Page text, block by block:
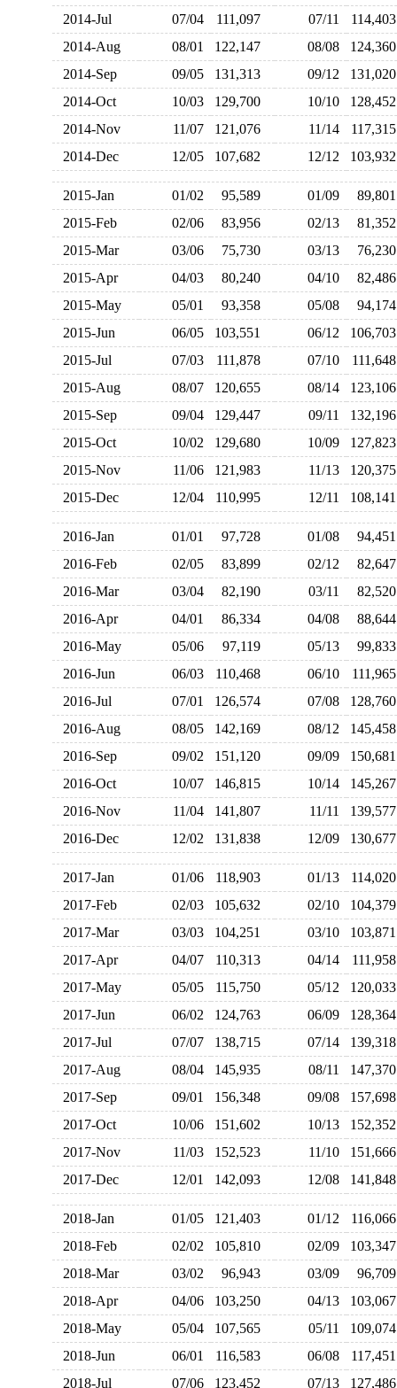
2014-Jul
07/04 111,097 07/11
2014-Aug
08/01 122,147 08/08
2014-Sep
09/05 131,313 09/12
2014-Oct
10/03 129,700 10/10
2014-Nov
11/07 121,076 11/14
2014-Dec
12/05 107,682 12/12
2015-Jan 01/02 95,589 01/09
2015-Feb
02/06 83,956 02/13
2015-Mar
03/06 75,730 03/13
2015-Apr
04/03 80,240 04/10
2015-May
05/01 93,358 05/08
2015-Jun
06/05 103,551 06/12
2015-Jul
07/03 111,878 07/10
2015-Aug
08/07 120,655 08/14
2015-Sep
09/04 129,447 09/11
2015-Oct
10/02 129,680 10/09
2015-Nov
11/06 121,983 11/13
2015-Dec
12/04 110,995 12/11
2016-Jan 01/01 97,728 01/08
2016-Feb
02/05 83,899 02/12
2016-Mar
03/04 82,190 03/11
2016-Apr
04/01 86,334 04/08
2016-May
05/06 97,119 05/13
2016-Jun
06/03 110,468 06/10
2016-Jul
07/01 126,574 07/08
2016-Aug
08/05 142,169 08/12
2016-Sep
09/02 151,120 09/09
2016-Oct
10/07 146,815 10/14
2016-Nov
11/04 141,807 11/11
2016-Dec
12/02 131,838 12/09
2017-Jan 01/06 118,903 01/13
2017-Feb
02/03 105,632 02/10
2017-Mar
03/03 104,251 03/10
2017-Apr
04/07 110,313 04/14
2017-May
05/05 115,750 05/12
2017-Jun
06/02 124,763 06/09
2017-Jul
07/07 138,715 07/14
2017-Aug
08/04 145,935 08/11
2017-Sep
09/01 156,348 09/08
2017-Oct
10/06 151,602 10/13
2017-Nov
11/03 152,523 11/10
2017-Dec
12/01 142,093 12/08
2018-Jan 01/05 121,403 01/12
2018-Feb
02/02 105,810 02/09
2018-Mar
03/02 96,943 03/09
2018-Apr
04/06 103,250 04/13
2018-May
05/04 107,565 05/11
2018-Jun
06/01 116,583 06/08
2018-Jul
07/06 123,452 07/13